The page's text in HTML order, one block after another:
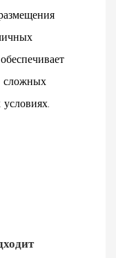
сложных